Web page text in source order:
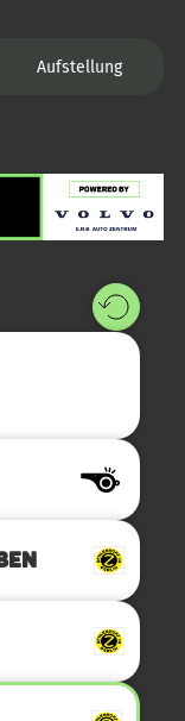
Aufstellung